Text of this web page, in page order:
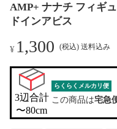
AMP+ ナナチ フィギ
ドインアビス
¥ 1,300 (税込) 送料込み
3辺合計
〜80cm
らくらくメルカリ便
この商品は宅急